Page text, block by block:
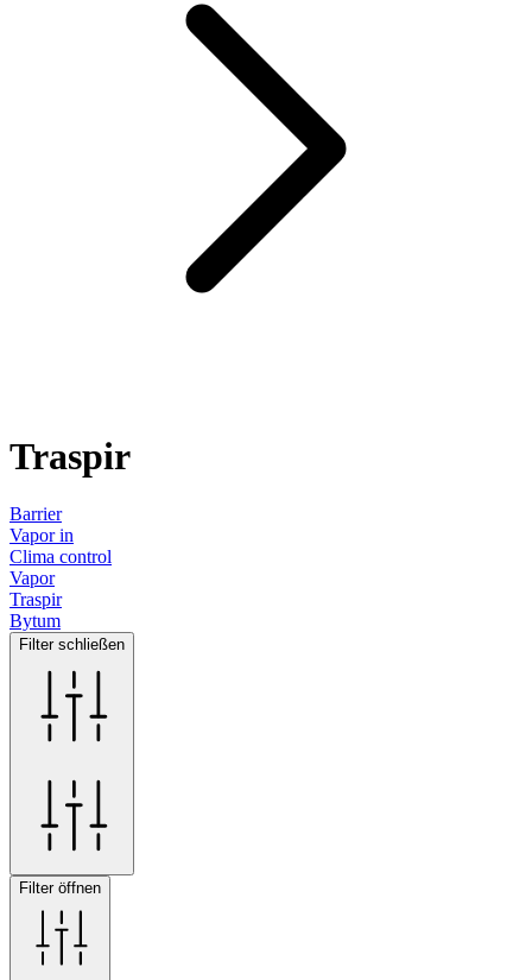
Traspir
Barrier
Vapor in
Clima control
Vapor
Traspir
Bytum
Filter schließen
Filter öffnen